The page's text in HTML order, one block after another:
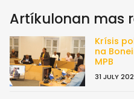
Artíkulonan mas
Krísis
na
MPB
31 JULY